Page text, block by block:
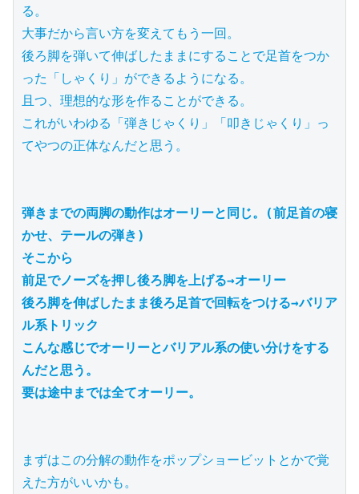
る。
大事だから言い方を変えてもう一回。
後ろ脚を弾いて伸ばしたままにすることで足首をつか
った「しゃくり」ができるようになる。
且つ、理想的な形を作ることができる。
これがいわゆる「弾きじゃくり」「叩きじゃくり」っ
てやつの正体なんだと思う。
弾きまでの両脚の動作はオーリーと同じ。(前足首の寝
かせ、テールの弾き)
そこから
前足でノーズを押し後ろ脚を上げる→オーリー
後ろ脚を伸ばしたまま後ろ足首で回転をつける→バリア
ル系トリック
こんな感じでオーリーとバリアル系の使い分けをする
んだと思う。
要は途中までは全てオーリー。
まずはこの分解の動作をポップショービットとかで覚
えた方がいいかも。